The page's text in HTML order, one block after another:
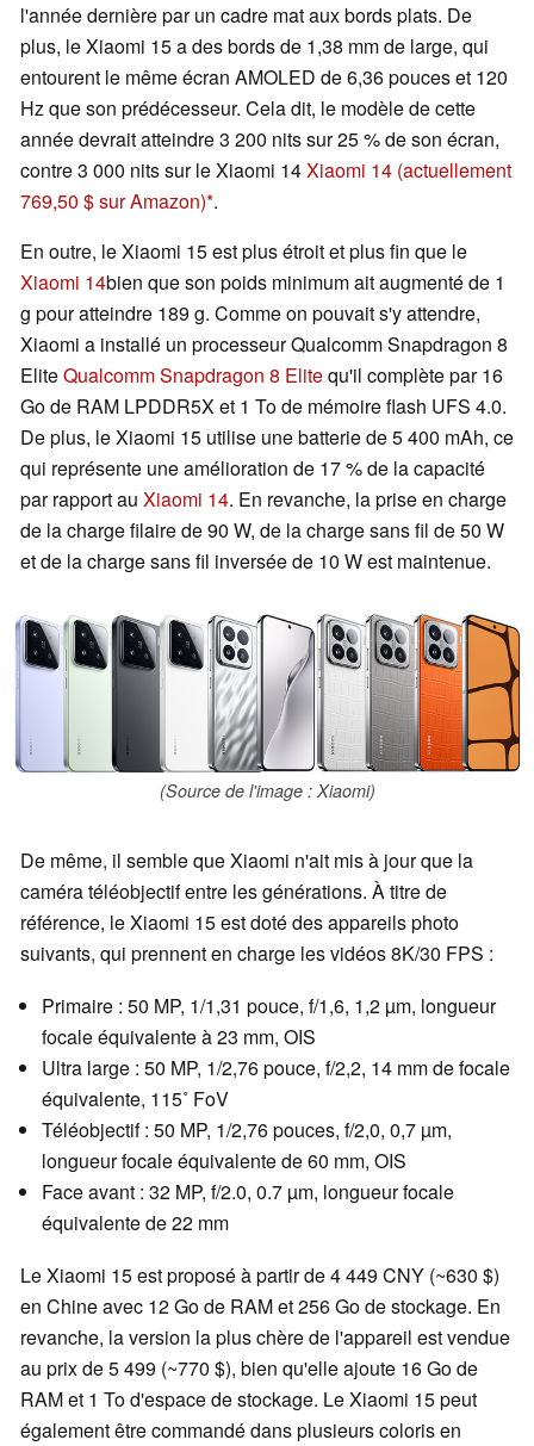
l'année dernière par un cadre mat aux bords plats. De
plus, le Xiaomi 15 a des bords de 1,38 mm de large, qui
entourent le même écran AMOLED de 6,36 pouces et 120
Hz que son prédécesseur. Cela dit, le modèle de cette
année devrait atteindre 3 200 nits sur 25 % de son écran,
contre 3 000 nits sur le Xiaomi 14Xiaomi 14 (actuellement
769,50 $ sur Amazon) .
En outre, le Xiaomi 15 est plus étroit et plus fin que le
Xiaomi 14bien que son poids minimum ait augmenté de 1
g pour atteindre 189 g. Comme on pouvait s'y attendre,
Xiaomi a installé un processeur Qualcomm Snapdragon 8
EliteQualcomm Snapdragon 8 Elitequ'il complète par 16
Go de RAM LPDDR5X et 1 To de mémoire flash UFS 4.0.
De plus, le Xiaomi 15 utilise une batterie de 5 400 mAh, ce
qui représente une amélioration de 17 % de la capacité
par rapport au Xiaomi 14. En revanche, la prise en charge
de la charge filaire de 90 W, de la charge sans fil de 50 W
et de la charge sans fil inversée de 10 W est maintenue.
(Source de l'image : Xiaomi)
De même, il semble que Xiaomi n'ait mis à jour que la
caméra téléobjectif entre les générations. À titre de
référence, le Xiaomi 15 est doté des appareils photo
suivants, qui prennent en charge les vidéos 8K/30 FPS :
Primaire : 50 MP, 1/1,31 pouce, f/1,6, 1,2 µm, longueur
focale équivalente à 23 mm, OIS
Ultra large : 50 MP, 1/2,76 pouce, f/2,2, 14 mm de focale
équivalente, 115˚ FoV
Téléobjectif : 50 MP, 1/2,76 pouces, f/2,0, 0,7 µm,
longueur focale équivalente de 60 mm, OIS
Face avant : 32 MP, f/2.0, 0.7 µm, longueur focale
équivalente de 22 mm
Le Xiaomi 15 est proposé à partir de 4 449 CNY (~630 $)
en Chine avec 12 Go de RAM et 256 Go de stockage. En
revanche, la version la plus chère de l'appareil est vendue
au prix de 5 499 (~770 $), bien qu'elle ajoute 16 Go de
RAM et 1 To d'espace de stockage. Le Xiaomi 15 peut
également être commandé dans plusieurs coloris en